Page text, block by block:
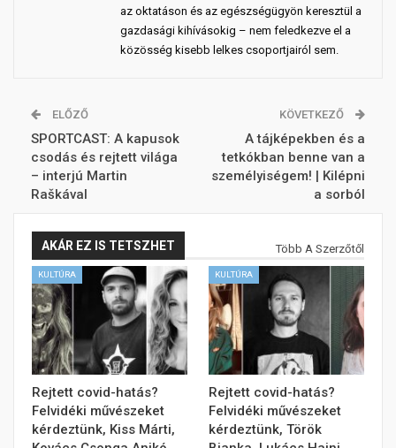
az oktatáson és az egészségügyön keresztül a
gazdasági kihívásokig – nem feledkezve el a
közösség kisebb lelkes csoportjairól sem.
ELŐZŐ
SPORTCAST: A kapusok
csodás és rejtett világa
– interjú Martin
Raškával
KÖVETKEZŐ
A tájképekben és a
tetkókban benne van a
személyiségem! | Kilépni
a sorból
AKÁR EZ IS TETSZHET Több A Szerzőtől
KULTÚRA
Rejtett covid-hatás?
Felvidéki művészeket
kérdeztünk, Kiss Márti,
KULTÚRA
Rejtett covid-hatás?
Felvidéki művészeket
kérdeztünk, Török